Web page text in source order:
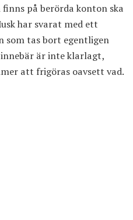
på berörda konton ska
har svarat med ett
som tas bort egentligen
innebär är inte klarlagt,
att frigöras oavsett vad.